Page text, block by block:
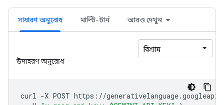
সাধারণ অনুরোধ মাল্টি-টার্ন আরও দেখুন